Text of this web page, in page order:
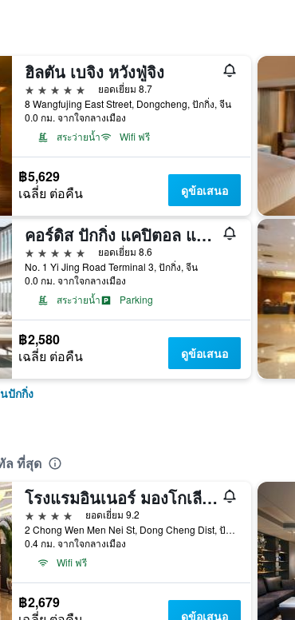
ฮิลตัน เบจิง หวังฟู่จิง
5 ดาว
ยอดเยี่ยม 8.7
8 Wangfujing East Street, Dongcheng, ปักกิ่ง, จีน
0.0 กม. จากใจกลางเมือง
สระว่ายน้ำ
Wifi ฟรี
฿5,629
เฉลี่ย ต่อคืน ดูข้อเสนอ
คอร์ดิส ปักกิ่ง แคปิตอล แอร์พอร์ต บาย แลงแฮม ฮอสปิทัลลิตี้ กรุ๊ป
5 ดาว
ยอดเยี่ยม 8.6
No. 1 Yi Jing Road Terminal 3, ปักกิ่ง, จีน
0.0 กม. จากใจกลางเมือง
สระว่ายน้ำ
Parking
฿2,580
เฉลี่ย ต่อคืน ดูข้อเสนอ
ปักกิ่ง
ล ที่สุด
โรงแรมอินเนอร์ มองโกเลีย แกรนด์ หวังฟูจิง
4 ดาว
ยอดเยี่ยม 9.2
2 Chong Wen Men Nei St, Dong Cheng Dist, ปักกิ่ง, จีน
0.4 กม. จากใจกลางเมือง
Wifi ฟรี
฿2,679
ดูข้อเสนอ